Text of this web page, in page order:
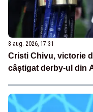
8 aug. 2026, 17:31
Cristi Chivu, victorie
câștigat derby-ul din